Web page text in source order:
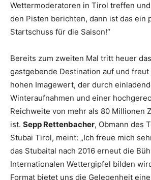
Wettermoderatoren in Tirol treffen
den Pisten berichten, dann ist das ein
Startschuss für die Saison!“
Bereits zum zweiten Mal tritt heuer
gastgebende Destination auf und
hohen Imagewert, der durch
Winteraufnahmen und einer
Reichweite von mehr als 80 Millionen
ist. Sepp Rettenbacher, Obmann des
Stubai Tirol, meint: „Ich freue mich
das Stubaital nach 2016 erneut die
Internationalen Wettergipfel bilden
Format bietet uns die Gelegenheit